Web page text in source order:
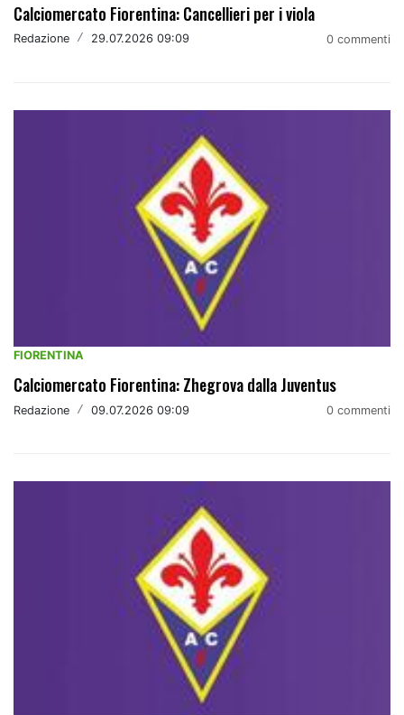
Calciomercato Fiorentina: Cancellieri per i viola
Redazione / 29.07.2026 09:09 0 commenti
FIORENTINA
Calciomercato Fiorentina: Zhegrova dalla Juventus
Redazione / 09.07.2026 09:09 0 commenti